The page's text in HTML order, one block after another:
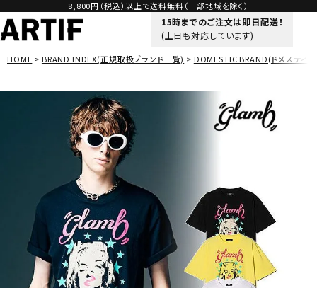
8,800円（税込）以上で送料無料（一部地域を除く）
15時までのご注文は即日配送！
(土日も対応しています)
HOME BRAND INDEX(正規取扱ブランド一覧) DOMESTIC BRAND(ドメスティッ